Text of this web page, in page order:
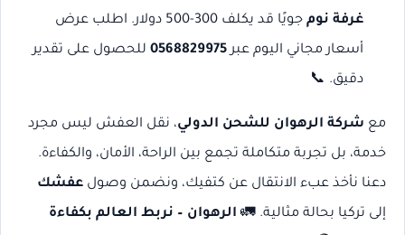
غرفة نوم
جويًا قد يكلف 300-500 دولار. اطلب عرض
أسعار مجاني اليوم عبر 0568829975للحصول على تقدير
دقيق. 📞
مع شركة الرهوان للشحن الدولي، نقل العفش ليس مجرد
خدمة، بل تجربة متكاملة تجمع بين الراحة، الأمان، والكفاءة.
دعنا نأخذ عبء الانتقال عن كتفيك، ونضمن وصول عفشك
إلى تركيا بحالة مثالية. 🚛 الرهوان – نربط العالم بكفاءة